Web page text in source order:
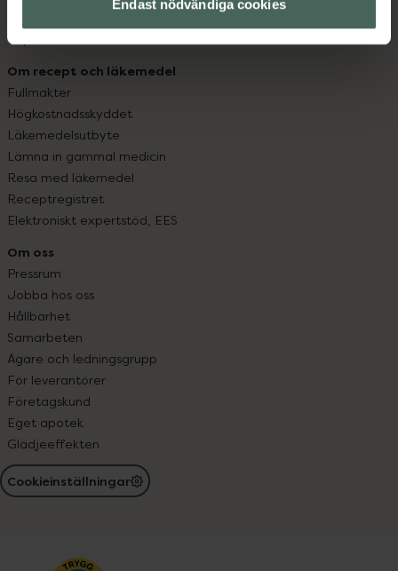
Endast nödvändiga cookies
Köpvillkor
Om recept och läkemedel
Fullmakter
Högkostnadsskyddet
Läkemedelsutbyte
Lämna in gammal medicin
Resa med läkemedel
Receptregistret
Elektroniskt expertstöd, EES
Om oss
Pressrum
Jobba hos oss
Hållbarhet
Samarbeten
Ägare och ledningsgrupp
För leverantörer
Företagskund
Eget apotek
Glädjeeffekten
Cookieinställningar